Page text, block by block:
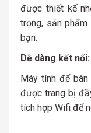
được thiết kế
trọng, sản
bạn.
Dễ dàng kết nối:
Máy tính để
được trang bị
tích hợp Wifi để